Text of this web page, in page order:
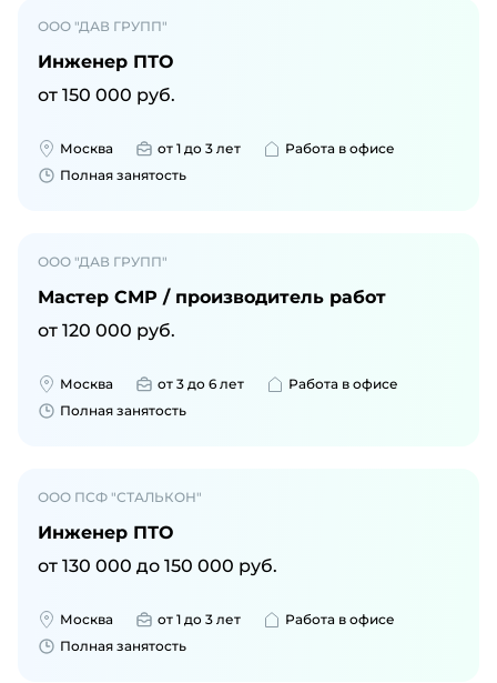
ООО "ДАВ ГРУПП"
Инженер ПТО
от 150 000 руб.
Москва от 1 до 3 лет
Работа в офисе
Полная занятость
ООО "ДАВ ГРУПП"
Мастер СМР / производитель работ
от 120 000 руб.
Москва от 3 до 6 лет
Работа в офисе
Полная занятость
ООО ПСФ "СТАЛЬКОН"
Инженер ПТО
от 130 000 до 150 000 руб.
Москва от 1 до 3 лет
Работа в офисе
Полная занятость